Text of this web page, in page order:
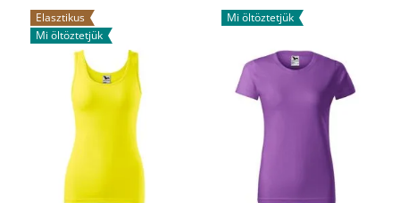
Elasztikus
Mi öltöztetjük
Mi öltöztetjük